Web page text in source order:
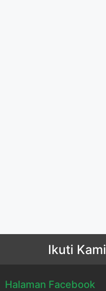
Ikuti Kami
Halaman Facebook